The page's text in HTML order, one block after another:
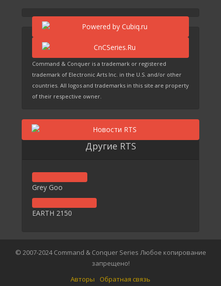
Command & Conquer is a trademark or registered
trademark of Electronic Arts Inc. in the U.S. and/or other
countries. All logos and trademarks in this site are property
of their respective owner.
Другие RTS
Grey Goo
EARTH 2150
© 2007-2024 Command & Conquer Series Любое копирование
запрещено!
Авторы
Обратная связь